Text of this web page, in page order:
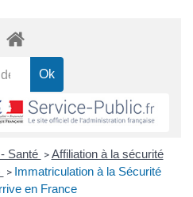
Santé > Affiliation à la sécurité
> Immatriculation à la Sécurité
en France